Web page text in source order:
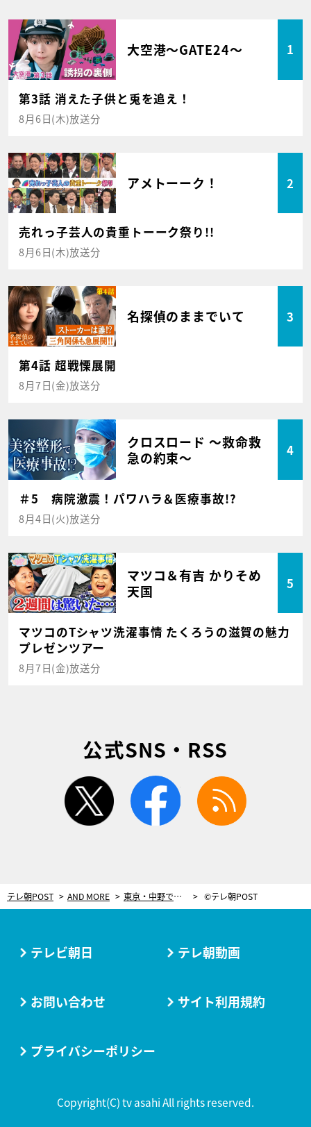
大空港～GATE24～ 1
第3話 消えた子供と兎を追え！
8月6日(木)放送分
アメトーーク！ 2
売れっ子芸人の貴重トーーク祭り!!
8月6日(木)放送分
名探偵のままでいて 3
第4話 超戦慄展開
8月7日(金)放送分
クロスロード ～救命救
急の約束～
4
＃5 病院激震！パワハラ＆医療事故!?
8月4日(火)放送分
マツコ＆有吉 かりそめ
天国
5
マツコのTシャツ洗濯事情 たくろうの滋賀の魅力
プレゼンツアー
8月7日(金)放送分
公式SNS・RSS
twitter facebook
テレ朝POST AND MORE 東京・中野で開催の「グルメ芸人祭」 人気急上昇中アナ・塩地美澄が食べ＆飲み尽くす！ ©テレ朝POST
テレビ朝日 テレ朝動画
お問い合わせ サイト利用規約
プライバシーポリシー
Copyright(C) tv asahi All rights reserved.